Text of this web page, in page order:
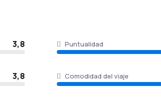
3,8 Puntualidad
3,8 Comodidad del viaje